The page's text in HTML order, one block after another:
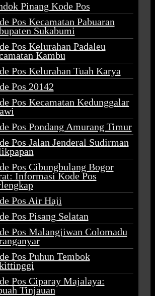
Pinang Kode Pos
Pos Kecamatan Pabuaran
Sukabumi
Pos Kelurahan Padaleu
Kambu
Pos Kelurahan Tuah Karya
Pos 20142
Pos Kecamatan Kedunggalar
Pos Pondang Amurang Timur
Pos Jalan Jenderal Sudirman
Pos Cibungbulang Bogor
Informasi Kode Pos
Pos Air Haji
Pos Pisang Selatan
Pos Malangjiwan Colomadu
Pos Puhun Tembok
Pos Ciparay Majalaya:
Tinjauan